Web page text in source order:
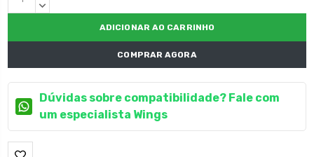
CRESCENTE:
QUANTIDADE
COMPRAR AGORA
Dúvidas sobre compatibilidade? Fale com
um especialista Wings